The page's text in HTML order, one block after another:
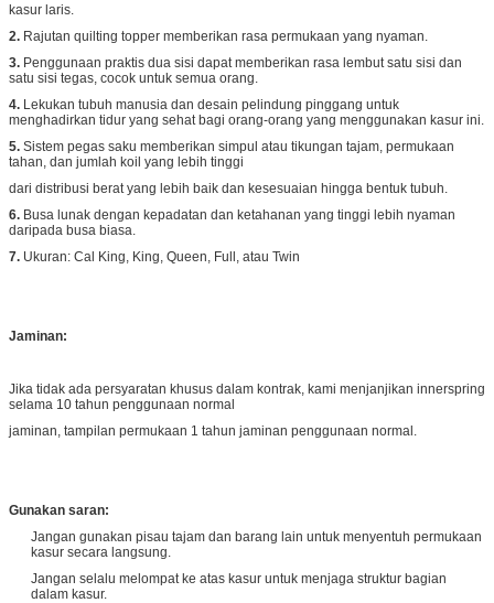
kasur laris.
2. Rajutan quilting topper memberikan rasa permukaan yang nyaman.
3. Penggunaan praktis dua sisi dapat memberikan rasa lembut satu sisi dan
satu sisi tegas, cocok untuk semua orang.
4. Lekukan tubuh manusia dan desain pelindung pinggang untuk
menghadirkan tidur yang sehat bagi orang-orang yang menggunakan kasur ini.
5. Sistem pegas saku memberikan simpul atau tikungan tajam, permukaan
tahan, dan jumlah koil yang lebih tinggi
dari distribusi berat yang lebih baik dan kesesuaian hingga bentuk tubuh.
6. Busa lunak dengan kepadatan dan ketahanan yang tinggi lebih nyaman
daripada busa biasa.
7. Ukuran: Cal King, King, Queen, Full, atau Twin
Jaminan:
Jika tidak ada persyaratan khusus dalam kontrak, kami menjanjikan innerspring
selama 10 tahun penggunaan normal
jaminan, tampilan permukaan 1 tahun jaminan penggunaan normal.
Gunakan saran:
Jangan gunakan pisau tajam dan barang lain untuk menyentuh permukaan
kasur secara langsung.
Jangan selalu melompat ke atas kasur untuk menjaga struktur bagian
dalam kasur.